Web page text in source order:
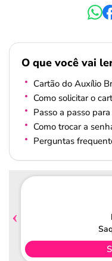
O que você vai
Cartão do Auxílio
Como solicitar o
Passo a passo
Como trocar a
Perguntas